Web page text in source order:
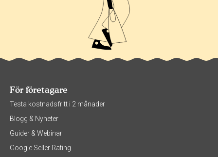
För företagare
Testa kostnadsfritt i 2 månader
Blogg & Nyheter
Guider & Webinar
Google Seller Rating